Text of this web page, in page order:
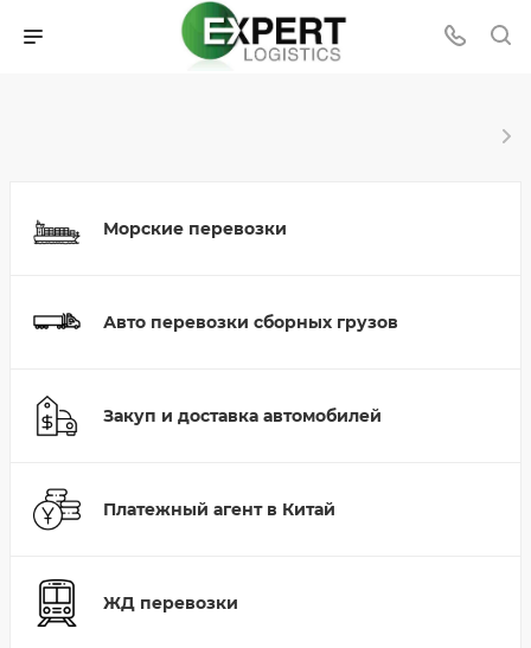
Морские перевозки
Авто перевозки сборных грузов
Закуп и доставка автомобилей
Платежный агент в Китай
ЖД перевозки